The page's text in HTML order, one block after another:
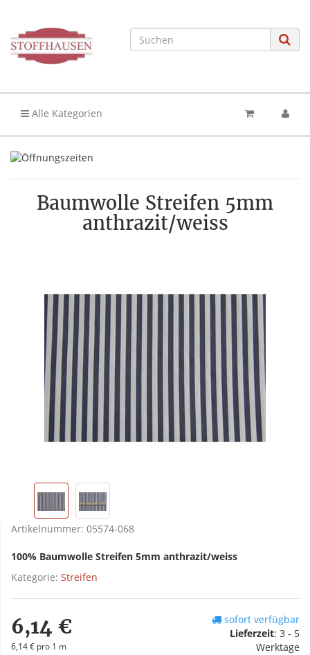
Alle Kategorien
Baumwolle Streifen 5mm
anthrazit/weiss
Artikelnummer: 05574-068
100% Baumwolle Streifen 5mm anthrazit/weiss
Kategorie: Streifen
6,14 €
6,14 € pro 1 m
sofort verfügbar
Lieferzeit: 3 - 5
Werktage